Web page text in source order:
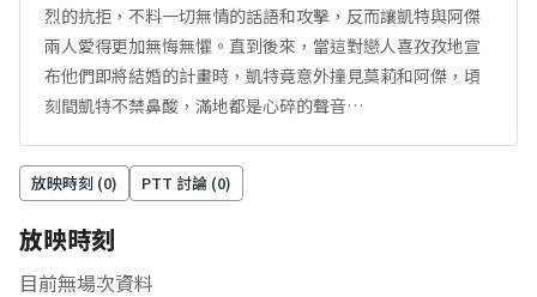
烈的抗拒，不料一切無情的話語和攻擊，反而讓凱特與阿傑
兩人愛得更加無悔無懼。直到後來，當這對戀人喜孜孜地宣
布他們即將結婚的計畫時，凱特竟意外撞見莫莉和阿傑，頃
刻間凱特不禁鼻酸，滿地都是心碎的聲音…
放映時刻 (0) PTT 討論 (0)
放映時刻
目前無場次資料